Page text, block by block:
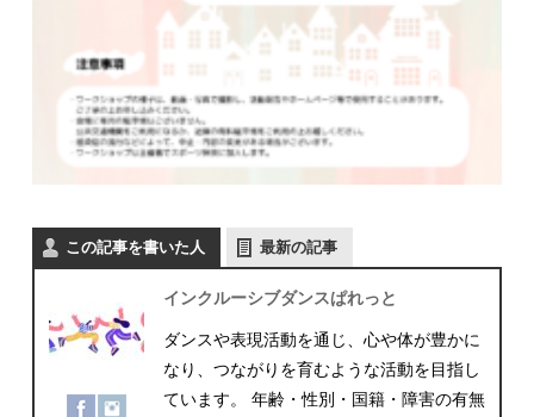
この記事を書いた人 最新の記事
インクルーシブダンスぱれっと
ダンスや表現活動を通じ、心や体が豊かに
なり、つながりを育むような活動を目指し
ています。 年齢・性別・国籍・障害の有無